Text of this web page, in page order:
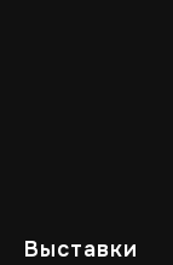
Выставки